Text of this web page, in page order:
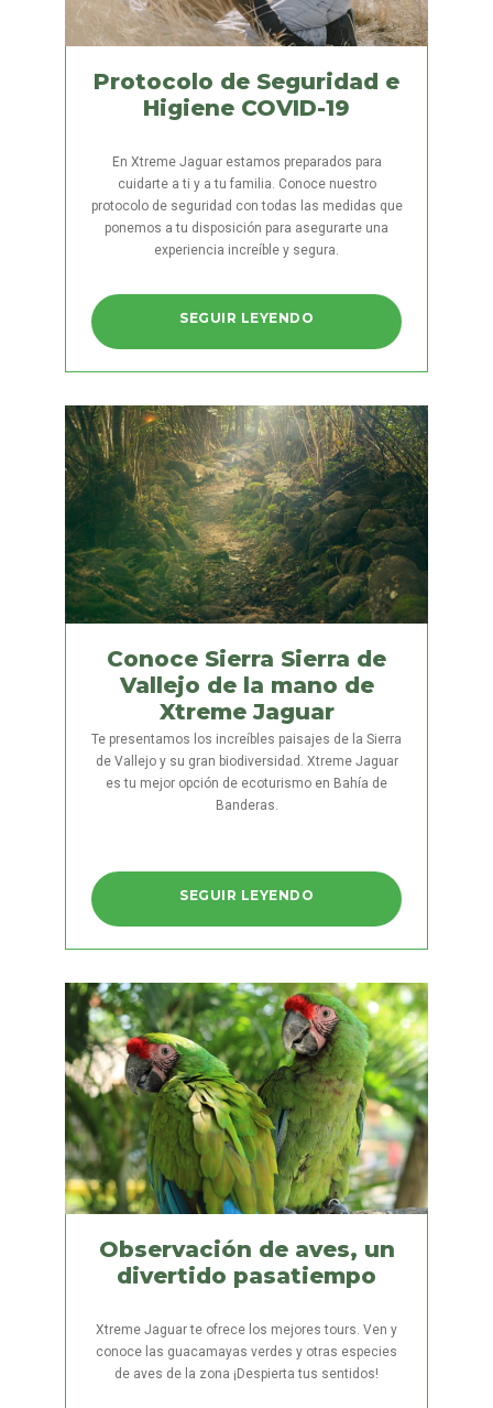
Protocolo de Seguridad e
Higiene COVID-19
En Xtreme Jaguar estamos preparados para
cuidarte a ti y a tu familia. Conoce nuestro
protocolo de seguridad con todas las medidas que
ponemos a tu disposición para asegurarte una
experiencia increíble y segura.
SEGUIR LEYENDO
Conoce Sierra Sierra de
Vallejo de la mano de
Xtreme Jaguar
Te presentamos los increíbles paisajes de la Sierra
de Vallejo y su gran biodiversidad. Xtreme Jaguar
es tu mejor opción de ecoturismo en Bahía de
Banderas.
SEGUIR LEYENDO
Observación de aves, un
divertido pasatiempo
Xtreme Jaguar te ofrece los mejores tours. Ven y
conoce las guacamayas verdes y otras especies
de aves de la zona ¡Despierta tus sentidos!